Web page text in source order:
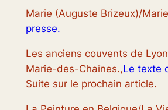
Marie (Auguste Brizeux)/
presse.
Les anciens couvents de
Marie-des-Chaînes.,Le texte
Suite sur le prochain article.